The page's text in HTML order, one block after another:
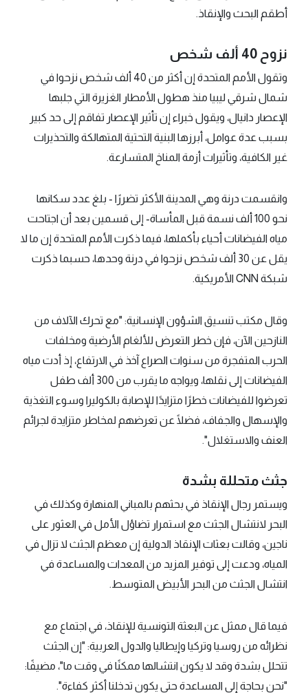
أطقم البحث والإنقاذ.
نزوح 40 ألف شخص
وتقول الأمم المتحدة إن أكثر من 40 ألف شخص نزحوا في
شمال شرقي ليبيا منذ هطول الأمطار الغزيرة التي جلبها
الإعصار دانيال، ويقول خبراء إن تأثير الإعصار تفاقم إلى حد كبير
بسبب عدة عوامل، أبرزها البنية التحتية المتهالكة والتحذيرات
غير الكافية، وتأثيرات أزمة المناخ المتسارعة.
وانقسمت درنة وهي المدينة الأكثر تضررًا - بلغ عدد سكانها
نحو 100 ألف نسمة قبل المأساة- إلى قسمين بعد أن اجتاحت
مياه الفيضانات أحياء بأكملها، فيما ذكرت الأمم المتحدة إن ما لا
يقل عن 30 ألف شخص نزحوا في درنة وحدها، حسبما ذكرت
شبكة CNN الأمريكية.
وقال مكتب تنسيق الشؤون الإنسانية: "مع تحرك الآلاف من
النازحين الآن، فإن خطر التعرض للألغام الأرضية ومخلفات
الحرب المتفجرة من سنوات الصراع آخذ في الارتفاع، إذ أدت مياه
الفيضانات إلى نقلها، ويواجه ما يقرب من 300 ألف طفل
تعرضوا للفيضانات خطرًا متزايدًا للإصابة بالكوليرا وسوء التغذية
والإسهال والجفاف، فضلًا عن تعرضهم لمخاطر متزايدة لجرائم
العنف والاستغلال".
جثث متحللة بشدة
ويستمر رجال الإنقاذ في بحثهم بالمباني المنهارة وكذلك في
البحر لانتشال الجثث مع استمرار تضاؤل الأمل في العثور على
ناجين، وقالت بعثات الإنقاذ الدولية إن معظم الجثث لا تزال في
المياه، ودعت إلى توفير المزيد من المعدات والمساعدة في
انتشال الجثث من البحر الأبيض المتوسط.
فيما قال ممثل عن البعثة التونسية للإنقاذ، في اجتماع مع
نظرائه من روسيا وتركيا وإيطاليا والدول العربية: "إن الجثث
تتحلل بشدة وقد لا يكون انتشالها ممكنًا في وقت ما"، مضيفًا:
"نحن بحاجة إلى المساعدة حتى يكون تدخلنا أكثر كفاءة".